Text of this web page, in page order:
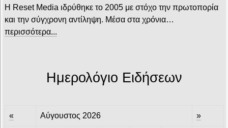
Η Reset Media ιδρύθηκε το 2005 με στόχο την πρωτοπορία
και την σύγχρονη αντίληψη. Μέσα στα χρόνια…
περισσότερα...
Ημερολόγιο Ειδήσεων
« Αύγουστος 2026 »